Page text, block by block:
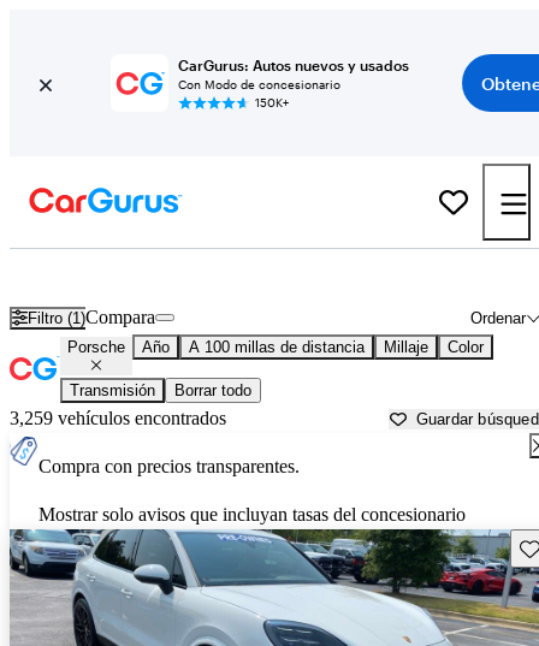
CarGurus: Autos nuevos y usados
Con Modo de concesionario
150K+
Filtro (1) Ordenar
Compara
Porsche Año A 100 millas de distancia Millaje Color
Transmisión Borrar todo
3,259 vehículos encontrados Guardar
Compra con precios transparentes.
Mostrar solo avisos que incluyan tasas del concesionario